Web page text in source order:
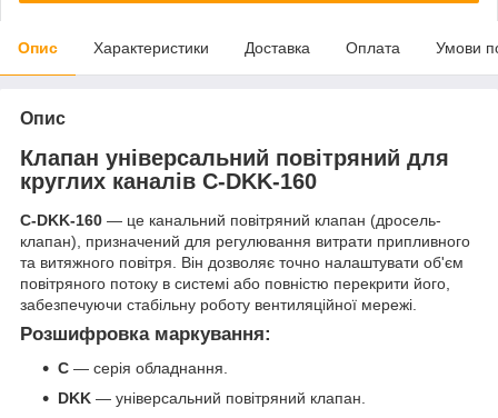
Опис Характеристики Доставка Оплата Умови
Опис
Клапан універсальний повітряний для
круглих каналів C-DKK-160
C-DKK-160 — це канальний повітряний клапан (дросель-
клапан), призначений для регулювання витрати припливного
та витяжного повітря. Він дозволяє точно налаштувати об'єм
повітряного потоку в системі або повністю перекрити його,
забезпечуючи стабільну роботу вентиляційної мережі.
Розшифровка маркування:
C — серія обладнання.
DKK — універсальний повітряний клапан.